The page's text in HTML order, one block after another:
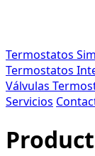
Termostatos
Termostatos
Válvulas
Servicios